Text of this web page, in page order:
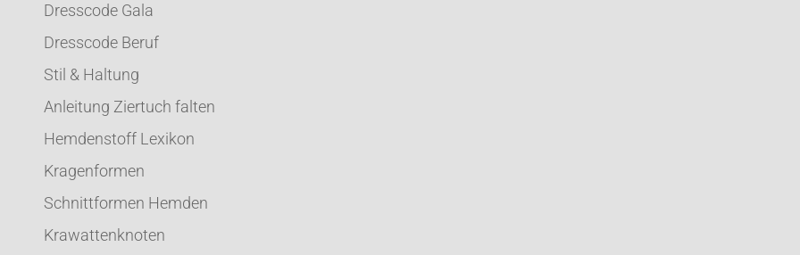
Dresscode Gala
Dresscode Beruf
Stil & Haltung
Anleitung Ziertuch falten
Hemdenstoff Lexikon
Kragenformen
Schnittformen Hemden
Krawattenknoten